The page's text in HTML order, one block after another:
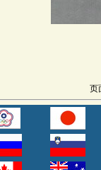
页